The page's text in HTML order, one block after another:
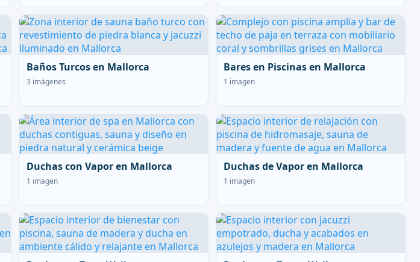
Baños Turcos en Mallorca
3 imágenes
Bares en Piscinas en Mallorca
1 imagen
Duchas con Vapor en Mallorca
1 imagen
Duchas de Vapor en Mallorca
1 imagen